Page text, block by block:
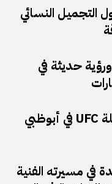
النسائي
حديثة في
أنكالايف وغوسكوف يشعلان ليلة UFC في أبوظبي
مسيرته الفنية